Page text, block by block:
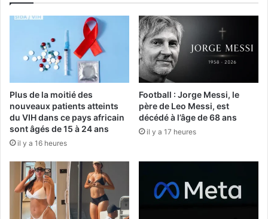
Plus de la moitié des
nouveaux patients atteints
du VIH dans ce pays africain
sont âgés de 15 à 24 ans
il y a 16 heures
Football : Jorge Messi, le
père de Leo Messi, est
décédé à l’âge de 68 ans
il y a 17 heures